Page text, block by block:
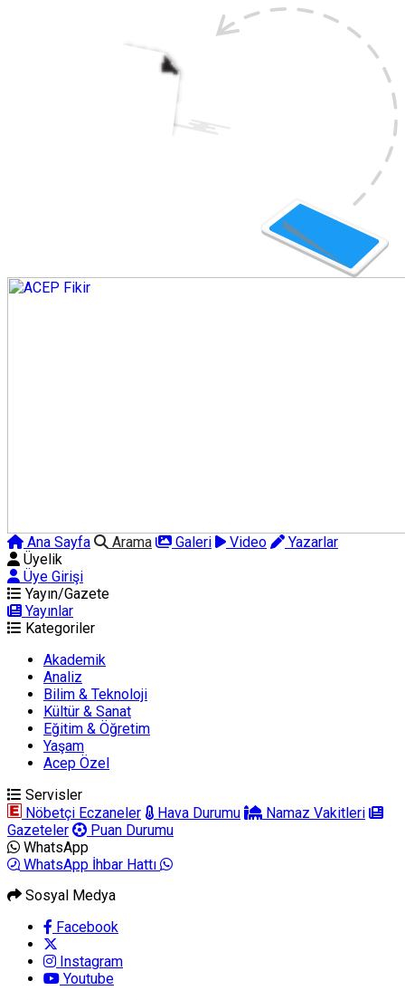
Ana Sayfa Arama Galeri Video
Yazarlar
Üyelik
Üye Girişi
Yayın/Gazete
Yayınlar
Kategoriler
Akademik
Analiz
Bilim & Teknoloji
Kültür & Sanat
Eğitim & Öğretim
Yaşam
Acep Özel
Servisler
Nöbetçi Eczaneler
Hava Durumu
Namaz Vakitleri
Gazeteler
Puan Durumu
WhatsApp
WhatsApp İhbar Hattı
Sosyal Medya
Facebook
Instagram
Youtube